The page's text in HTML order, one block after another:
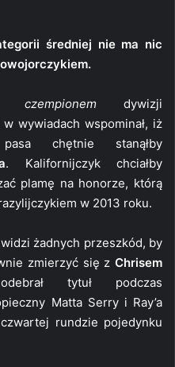
średniej nie ma nic
czempionemdywizji
w wywiadach wspominał, iż
chętnie stanąłby
. Kalifornijczyk chciałby
plamę na honorze, którą
w 2013 roku.
żadnych przeszkód, by
zmierzyć się z Chrisem
tytuł podczas
Matta Serry i Ray’a
rundzie pojedynku